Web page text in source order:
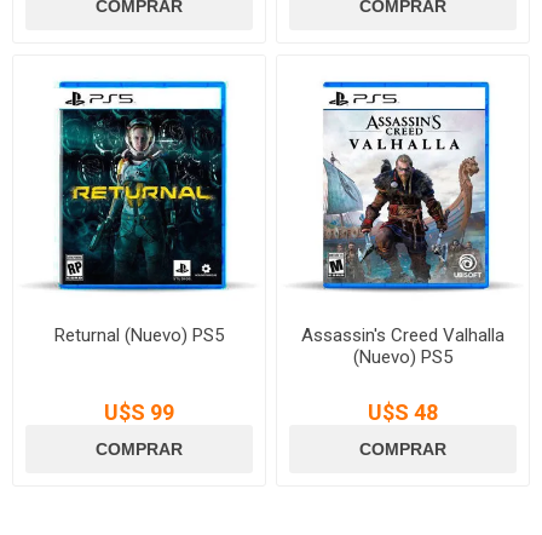
Returnal (Nuevo) PS5
U$S 99
Assassin's Creed Valhalla
(Nuevo) PS5
U$S 48